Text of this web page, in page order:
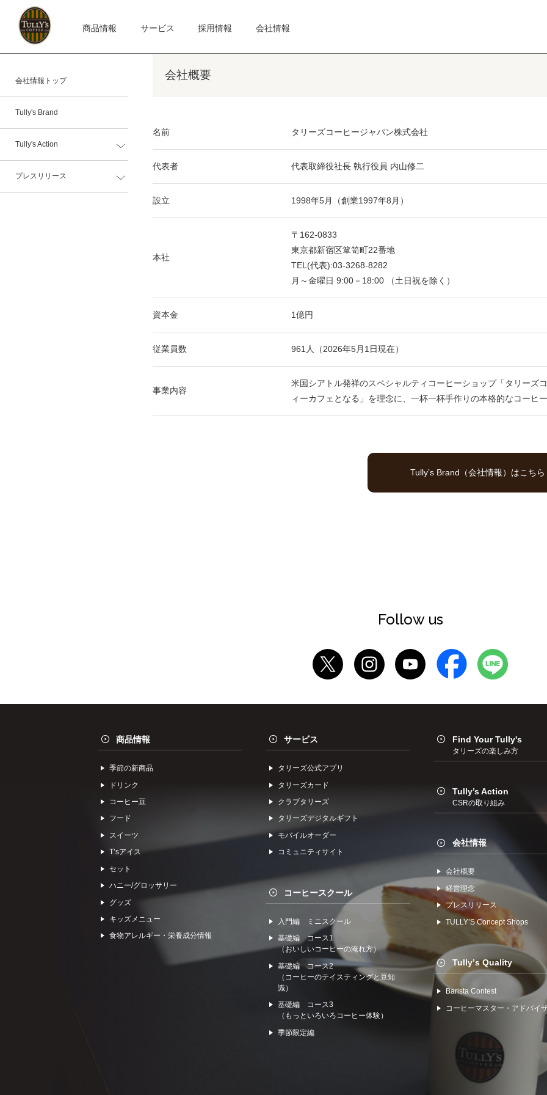
商品情報 サービス 採用情報 会社情報
会社情報トップ
Tully's Brand
Tully's Action
プレスリリース
会社概要
名前 タリーズコーヒージャパン株式会社
代表者 代表取締役社長 執行役員 内山修二
設立 1998年5月（創業1997年8月）
本社
〒162-0833
東京都新宿区箪笥町22番地
TEL(代表):03-3268-8282
月～金曜日 9:00－18:00 （土日祝を除く）
資本金 1億円
従業員数 961人（2026年5月1日現在）
事業内容
米国シアトル発祥のスペシャルティコーヒーショップ「タリーズ
ィーカフェとなる」を理念に、一杯一杯手作りの本格的なコーヒ
Tullyʼs Brand（会社情報）はこちら
Follow us
商品情報
季節の新商品
ドリンク
コーヒー⾖
フード
スイーツ
Tʼsアイス
セット
ハニー/グロッサリー
グッズ
キッズメニュー
食物アレルギー・栄養成分情報
サービス
タリーズ公式アプリ
タリーズカード
クラブタリーズ
タリーズデジタルギフト
モバイルオーダー
コミュニティサイト
コーヒースクール
入門編 ミニスクール
基礎編 コース1
（おいしいコーヒーの淹れ方）
基礎編 コース2
（コーヒーのテイスティングと豆知
識）
基礎編 コース3
（もっといろいろコーヒー体験）
季節限定編
Find Your Tully's
タリーズの楽しみ方
Tully’s Action
CSRの取り組み
会社情報
会社概要
経営理念
プレスリリース
TULLYʼS Concept Shops
Tullyʼs Quality
Barista Contest
コーヒーマスター・アドバイ